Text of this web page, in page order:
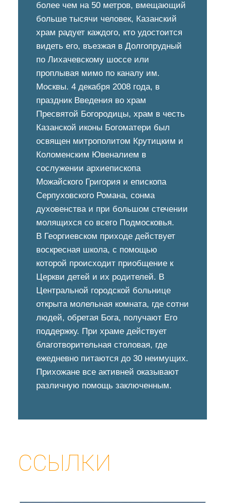
более чем на 50 метров, вмещающий
больше тысячи человек, Казанский
храм радует каждого, кто удостоится
видеть его, въезжая в Долгопрудный
по Лихачевскому шоссе или
проплывая мимо по каналу им.
Москвы. 4 декабря 2008 года, в
праздник Введения во храм
Пресвятой Богородицы, храм в честь
Казанской иконы Богоматери был
освящен митрополитом Крутицким и
Коломенским Ювеналием в
сослужении архиепископа
Можайского Григория и епископа
Серпуховского Романа, сонма
духовенства и при большом стечении
молящихся со всего Подмосковья.
В Георгиевском приходе действует
воскресная школа, с помощью
которой происходит приобщение к
Церкви детей и их родителей. В
Центральной городской больнице
открыта молельная комната, где сотни
людей, обретая Бога, получают Его
поддержку. При храме действует
благотворительная столовая, где
ежедневно питаются до 30 неимущих.
Прихожане все активней оказывают
различную помощь заключенным.
ССЫЛКИ